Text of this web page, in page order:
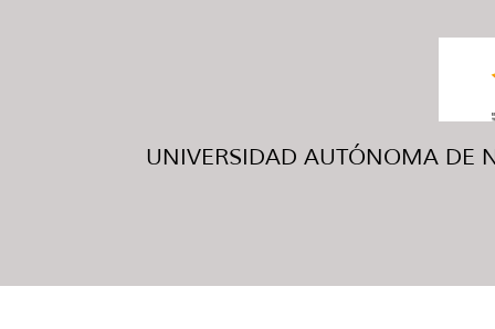
UNIVERSIDAD AUTÓNOMA DE